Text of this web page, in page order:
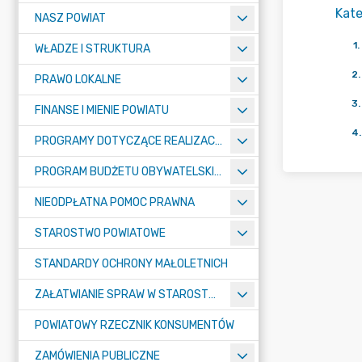
NASZ POWIAT
WŁADZE I STRUKTURA
PRAWO LOKALNE
FINANSE I MIENIE POWIATU
PROGRAMY DOTYCZĄCE REALIZACJI ZADAŃ PUBLICZNYCH
PROGRAM BUDŻETU OBYWATELSKIEGO POWIATU BYDGOSKIEGO
NIEODPŁATNA POMOC PRAWNA
STAROSTWO POWIATOWE
STANDARDY OCHRONY MAŁOLETNICH
ZAŁATWIANIE SPRAW W STAROSTWIE
POWIATOWY RZECZNIK KONSUMENTÓW
ZAMÓWIENIA PUBLICZNE
1.
2.
3.
4.